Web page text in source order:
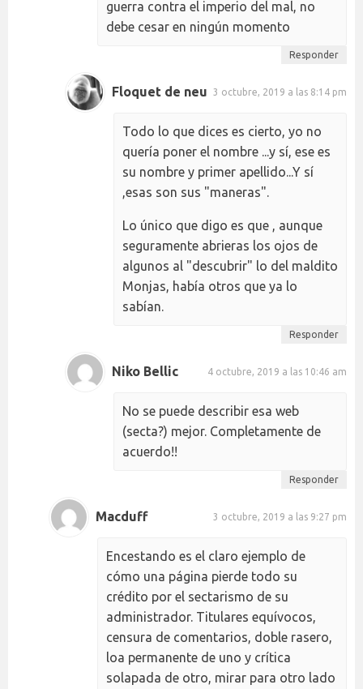
guerra contra el imperio del mal, no
debe cesar en ningún momento
Responder
Floquet de neu 3 octubre, 2019 a las 8:14 pm
Todo lo que dices es cierto, yo no
quería poner el nombre ...y sí, ese es
su nombre y primer apellido...Y sí
,esas son sus "maneras".
Lo único que digo es que , aunque
seguramente abrieras los ojos de
algunos al "descubrir" lo del maldito
Monjas, había otros que ya lo
sabían.
Responder
Niko Bellic 4 octubre, 2019 a las 10:46 am
No se puede describir esa web
(secta?) mejor. Completamente de
acuerdo!!
Responder
Macduff 3 octubre, 2019 a las 9:27 pm
Encestando es el claro ejemplo de
cómo una página pierde todo su
crédito por el sectarismo de su
administrador. Titulares equívocos,
censura de comentarios, doble rasero,
loa permanente de uno y crítica
solapada de otro, mirar para otro lado